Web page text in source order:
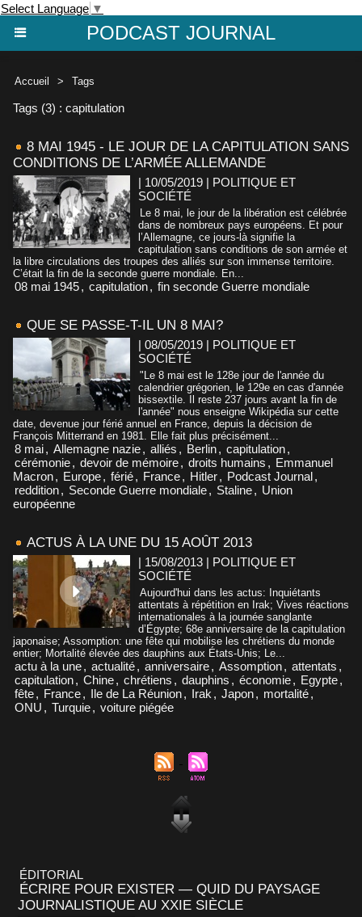
Select Language ▼
PODCAST JOURNAL
Accueil > Tags
Tags (3) : capitulation
8 MAI 1945 - LE JOUR DE LA CAPITULATION SANS
CONDITIONS DE L’ARMÉE ALLEMANDE
| 10/05/2019 | POLITIQUE ET
SOCIÉTÉ
Le 8 mai, le jour de la libération est célébrée
dans de nombreux pays européens. Et pour
l’Allemagne, ce jours-là signifie la
capitulation sans conditions de son armée et
la libre circulations des troupes des alliés sur son immense territoire.
C’était la fin de la seconde guerre mondiale. En...
08 mai 1945, capitulation, fin seconde Guerre mondiale
QUE SE PASSE-T-IL UN 8 MAI?
| 08/05/2019 | POLITIQUE ET
SOCIÉTÉ
"Le 8 mai est le 128e jour de l'année du
calendrier grégorien, le 129e en cas d'année
bissextile. Il reste 237 jours avant la fin de
l'année" nous enseigne Wikipédia sur cette
date, devenue jour férié annuel en France, depuis la décision de
François Mitterrand en 1981. Elle fait plus précisément...
8 mai, Allemagne nazie, alliés , Berlin, capitulation,
cérémonie, devoir de mémoire, droits humains , Emmanuel
Macron, Europe, férié, France, Hitler, Podcast Journal,
reddition, Seconde Guerre mondiale, Staline, Union
européenne
ACTUS À LA UNE DU 15 AOÛT 2013
| 15/08/2013 | POLITIQUE ET
SOCIÉTÉ
Aujourd'hui dans les actus: Inquiétants
attentats à répétition en Irak; Vives réactions
internationales à la journée sanglante
d’Égypte; 68e anniversaire de la capitulation
japonaise; Assomption: une fête qui mobilise les chrétiens du monde
entier; Mortalité élevée des dauphins aux États-Unis; Le...
actu à la une, actualité, anniversaire, Assomption, attentats ,
capitulation, Chine, chrétiens , dauphins , économie, Egypte,
fête, France, Ile de La Réunion, Irak , Japon, mortalité,
ONU , Turquie, voiture piégée
ÉDITORIAL
ÉCRIRE POUR EXISTER — QUID DU PAYSAGE
JOURNALISTIQUE AU XXIE SIÈCLE